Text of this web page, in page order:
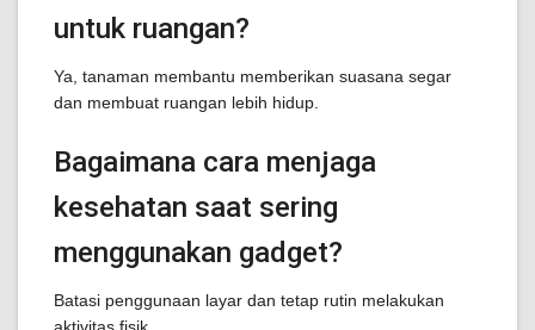
untuk ruangan?
Ya, tanaman membantu memberikan suasana segar
dan membuat ruangan lebih hidup.
Bagaimana cara menjaga
kesehatan saat sering
menggunakan gadget?
Batasi penggunaan layar dan tetap rutin melakukan